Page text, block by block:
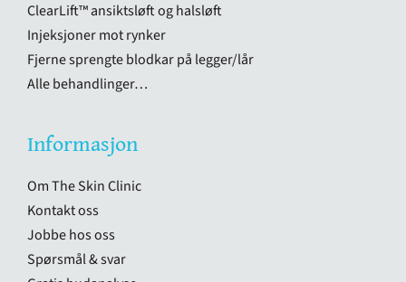
ClearLift™ ansiktsløft og halsløft
Injeksjoner mot rynker
Fjerne sprengte blodkar på legger/lår
Alle behandlinger…
Informasjon
Om The Skin Clinic
Kontakt oss
Jobbe hos oss
Spørsmål & svar